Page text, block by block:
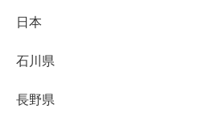
日本
石川県
長野県